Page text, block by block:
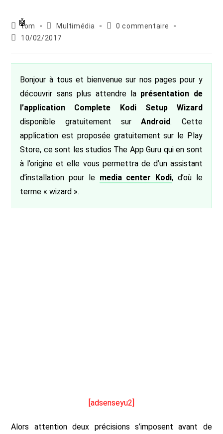
Auteur/autrice
de
tom
Post
category:
Multimédia
Commentaires
0 commentaire
Publication
10/02/2017
Bonjour à tous et bienvenue sur nos pages pour y
découvrir sans plus attendre la présentation de
l’application Complete Kodi Setup Wizard
disponible gratuitement surAndroid. Cette
application est proposée gratuitement sur le Play
Store, ce sont les studios The App Guru qui en sont
à l’origine et elle vous permettra de d’un assistant
d’installation pour le media center Kodi, d’où le
terme « wizard ».
[adsenseyu2]
Alors attention deux précisions s’imposent avant de